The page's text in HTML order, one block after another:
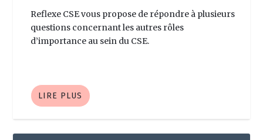
Reflexe CSE vous propose de répondre à plusieurs
questions concernant les autres rôles
d’importance au sein du CSE.
LIRE PLUS